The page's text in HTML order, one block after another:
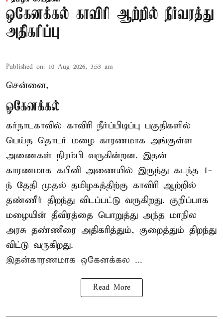
ஒகேனக்கல் காவிரி ஆற்றில் நீர்வரத்து
அதிகரிப்பு
Published on: 10 Aug 2026, 3:53 am
சென்னை,
ஒகேனக்கல்
கர்நாடகாவில் காவிரி நீர்ப்பிடிப்பு பகுதிகளில்
பெய்த தொடர் மழை காரணமாக அங்குள்ள
அணைகள் நிரம்பி வருகின்றன. இதன்
காரணமாக கபினி அணையில் இருந்து கடந்த 1-
ந் தேதி முதல் தமிழகத்திற்கு காவிரி ஆற்றில்
தண்ணீர் திறந்து விடப்பட்டு வருகிறது. குறிப்பாக
மழையின் தீவிரத்தை பொறுத்து அந்த மாநில
அரசு தண்ணீரை அதிகரித்தும், குறைத்தும் திறந்து
விட்டு வருகிறது.
இதன்காரணமாக ஒகேனக்கல ...
Read More